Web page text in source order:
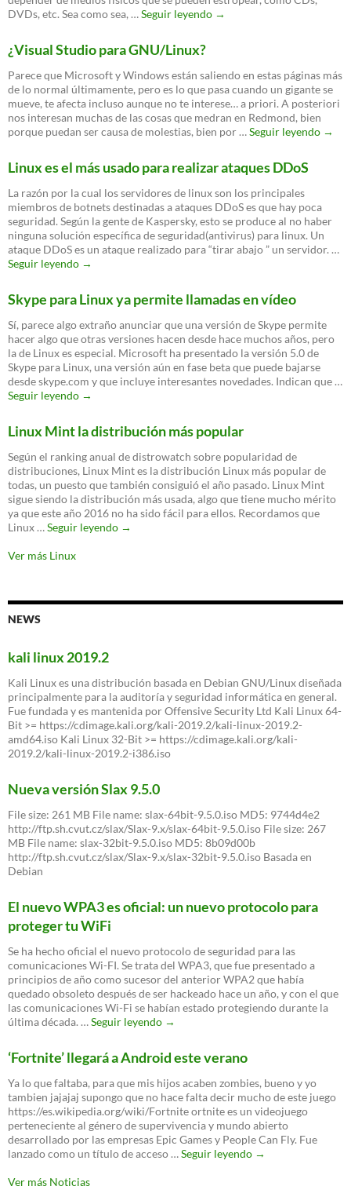
DVDs, etc. Sea como sea, …Seguir leyendo 6
gratuitas
para
Linux
→
¿Visual Studio para GNU/Linux?
Parece que Microsoft y Windows están saliendo en estas páginas más
de lo normal últimamente, pero es lo que pasa cuando un gigante se
mueve, te afecta incluso aunque no te interese… a priori. A posteriori
nos interesan muchas de las cosas que medran en Redmond, bien
porque puedan ser causa de molestias, bien por …Seguir leyendo →
Linux es el más usado para realizar ataques DDoS
La razón por la cual los servidores de linux son los principales
miembros de botnets destinadas a ataques DDoS es que hay poca
seguridad. Según la gente de Kaspersky, esto se produce al no haber
ninguna solución específica de seguridad(antivirus) para linux. Un
ataque DDoS es un ataque realizado para “tirar abajo ” un servidor. …
Seguir leyendo Linux
más
usado
para
realizar
ataques
DDoS
→
Skype para Linux ya permite llamadas en vídeo
Sí, parece algo extraño anunciar que una versión de Skype permite
hacer algo que otras versiones hacen desde hace muchos años, pero
la de Linux es especial. Microsoft ha presentado la versión 5.0 de
Skype para Linux, una versión aún en fase beta que puede bajarse
desde skype.com y que incluye interesantes novedades. Indican que …
Seguir leyendo Skype
ya
permite
llamadas
en
vídeo
→
Linux Mint la distribución más popular
Según el ranking anual de distrowatch sobre popularidad de
distribuciones, Linux Mint es la distribución Linux más popular de
todas, un puesto que también consiguió el año pasado. Linux Mint
sigue siendo la distribución más usada, algo que tiene mucho mérito
ya que este año 2016 no ha sido fácil para ellos. Recordamos que
Linux …Seguir leyendo Linux
→
Ver más Linux
NEWS
kali linux 2019.2
Kali Linux es una distribución basada en Debian GNU/Linux diseñada
principalmente para la auditoría y seguridad informática en general.
Fue fundada y es mantenida por Offensive Security Ltd Kali Linux 64-
Bit >= https://cdimage.kali.org/kali-2019.2/kali-linux-2019.2-
amd64.iso Kali Linux 32-Bit >= https://cdimage.kali.org/kali-
2019.2/kali-linux-2019.2-i386.iso
Nueva versión Slax 9.5.0
File size: 261 MB File name: slax-64bit-9.5.0.iso MD5: 9744d4e2
http://ftp.sh.cvut.cz/slax/Slax-9.x/slax-64bit-9.5.0.iso File size: 267
MB File name: slax-32bit-9.5.0.iso MD5: 8b09d00b
http://ftp.sh.cvut.cz/slax/Slax-9.x/slax-32bit-9.5.0.iso Basada en
Debian
El nuevo WPA3 es oficial: un nuevo protocolo para
proteger tu WiFi
Se ha hecho oficial el nuevo protocolo de seguridad para las
comunicaciones Wi-FI. Se trata del WPA3, que fue presentado a
principios de año como sucesor del anterior WPA2 que había
quedado obsoleto después de ser hackeado hace un año, y con el que
las comunicaciones Wi-Fi se habían estado protegiendo durante la
última década. …Seguir leyendo El
es
oficial:
un
nuevo
protocolo
para
proteger
tu
→
‘Fortnite’ llegará a Android este verano
Ya lo que faltaba, para que mis hijos acaben zombies, bueno y yo
tambien jajajaj supongo que no hace falta decir mucho de este juego
https://es.wikipedia.org/wiki/Fortnite ortnite es un videojuego
perteneciente al género de supervivencia y mundo abierto
desarrollado por las empresas Epic Games y People Can Fly. Fue
lanzado como un título de acceso …Seguir leyendo ‘Fortnite’
→
Ver más Noticias